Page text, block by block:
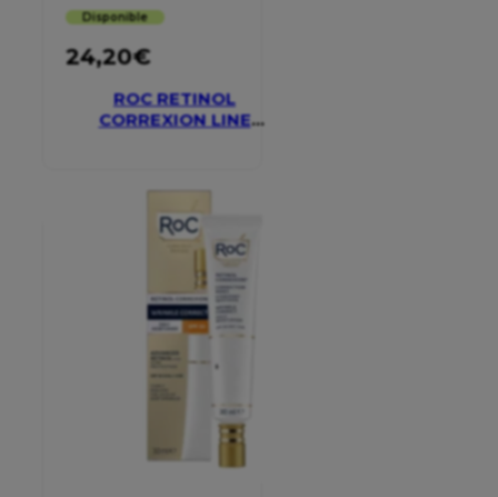
Disponible
24,20€
ROC RETINOL
CORREXION LINE